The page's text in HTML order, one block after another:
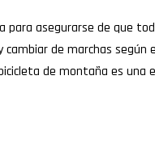
para asegurarse de que
de marchas
de montaña es